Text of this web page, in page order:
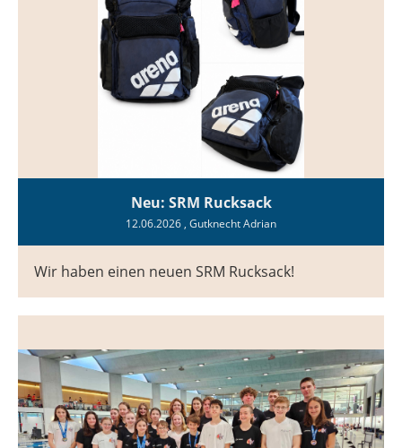
Neu: SRM Rucksack
12.06.2026 , Gutknecht Adrian
Wir haben einen neuen SRM Rucksack!